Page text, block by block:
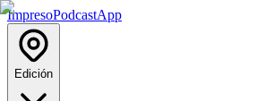
ImpresoPodcastApp
Edición